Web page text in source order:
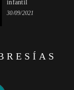
infantil
30/09/2021